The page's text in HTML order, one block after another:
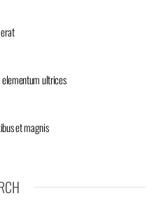
elementum ultrices
et magnis